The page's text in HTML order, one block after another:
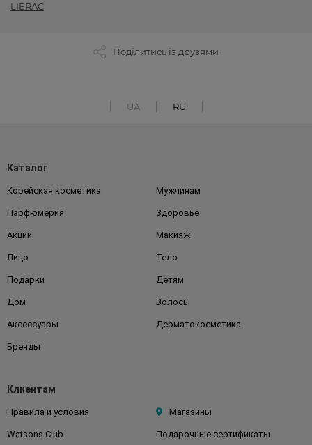
LIERAC
Поділитись із друзями
UA RU
Каталог
Корейская косметика Мужчинам
Парфюмерия Здоровье
Акции Макияж
Лицо Тело
Подарки Детям
Дом Волосы
Аксессуары Дерматокосметика
Бренды
Клиентам
Правила и условия Магазины
Watsons Club Подарочные сертификаты